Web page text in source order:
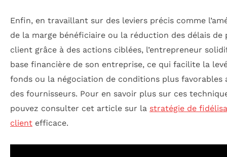
Enfin, en travaillant sur des leviers précis comme
de la marge bénéficiaire ou la réduction des délais de
client grâce à des actions ciblées, l’entrepreneur
base financière de son entreprise, ce qui facilite la
fonds ou la négociation de conditions plus favorables
des fournisseurs. Pour en savoir plus sur ces
pouvez consulter cet article sur la stratégie de
client efficace.